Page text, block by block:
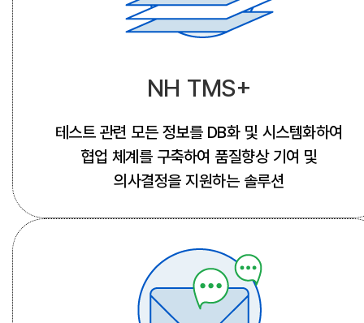
NH TMS+
테스트 관련 모든 정보를 DB화 및 시스템화하여
협업 체계를 구축하여 품질향상 기여 및
의사결정을 지원하는 솔루션